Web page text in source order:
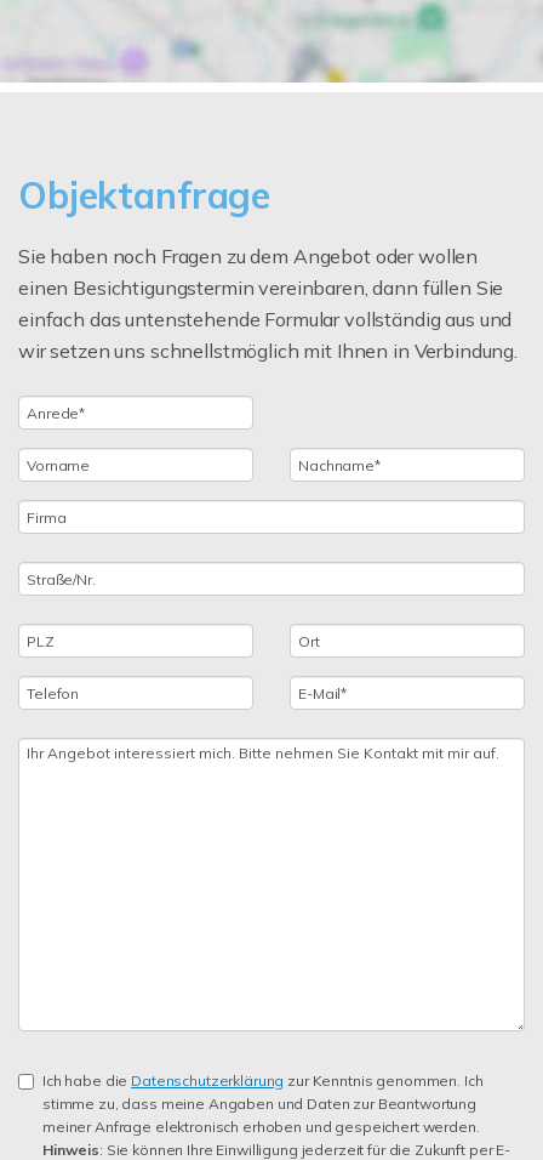
Objektanfrage
Sie haben noch Fragen zu dem Angebot oder wollen
einen Besichtigungstermin vereinbaren, dann füllen Sie
einfach das untenstehende Formular vollständig aus und
wir setzen uns schnellstmöglich mit Ihnen in Verbindung.
Ich habe die Datenschutzerklärung zur Kenntnis genommen. Ich
stimme zu, dass meine Angaben und Daten zur Beantwortung
meiner Anfrage elektronisch erhoben und gespeichert werden.
Hinweis: Sie können Ihre Einwilligung jederzeit für die Zukunft per E-